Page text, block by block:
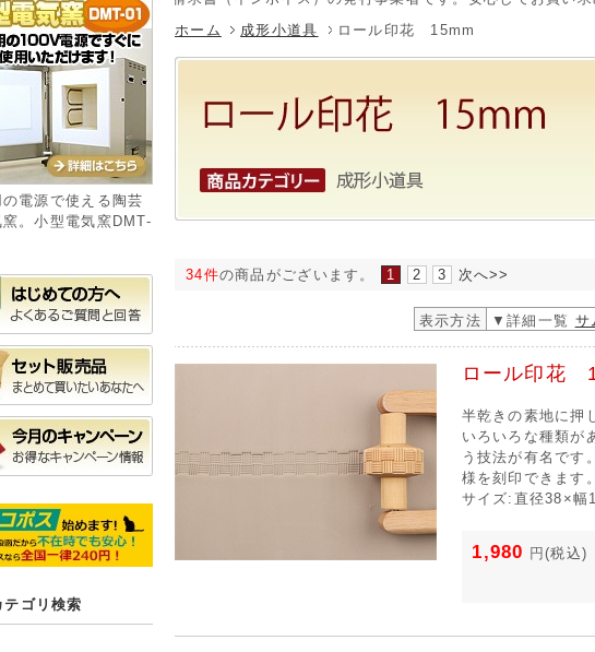
ホーム
成形小道具 ロール印花 15mm
34件の商品がございます。 1 2 3 次へ>>
表示方法 ▼詳細一覧 サ
ロール印花
半乾きの素地に押
いろいろな種類が
う技法が有名です
様を刻印できます。
サイズ:直径38×
1,980 円(税込)
電源で使える陶芸
窯。小型電気窯DMT-
テゴリ検索